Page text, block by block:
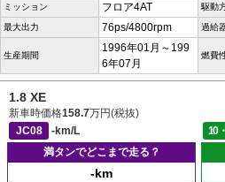
ミッション フロア4AT 駆動
最大出力 76ps/4800rpm 過給
生産期間
1996年01月～199
6年07月
燃費
1.8 XE
新車時価格158.7万円(税抜)
JC08
-km/L 10
満タンでどこまで走る？
-km